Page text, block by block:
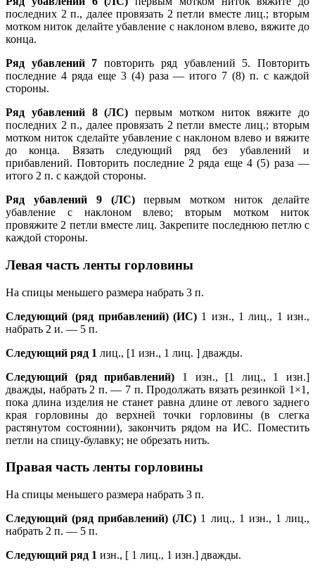
последних 2 п., далее провязать 2 петли вместе лиц.; вторым
мотком ниток делайте убавление с наклоном влево, вяжите до
конца.
Ряд убавлений 7 повторить ряд убавлений 5. Повторить
последние 4 ряда еще 3 (4) раза — итого 7 (8) п. с каждой
стороны.
Ряд убавлений 8 (ЛС) первым мотком ниток вяжите до
последних 2 п., далее провязать 2 петли вместе лиц.; вторым
мотком ниток сделайте убавление с наклоном влево и вяжите
до конца. Вязать следующий ряд без убавлений и
прибавлений. Повторить последние 2 ряда еще 4 (5) раза —
итого 2 п. с каждой стороны.
Ряд убавлений 9 (ЛС)первым мотком ниток делайте
убавление с наклоном влево; вторым мотком ниток
провяжите 2 петли вместе лиц. Закрепите последнюю петлю с
каждой стороны.
Левая часть ленты горловины
На спицы меньшего размера набрать 3 п.
Следующий (ряд прибавлений) (ИС) 1 изн., 1 лиц., 1 изн.,
набрать 2 и. — 5 п.
Следующий ряд 1 лиц., [1 изн., 1 лиц. ] дважды.
Следующий (ряд прибавлений) 1 изн., [1 лиц., 1 изн.]
дважды, набрать 2 п. — 7 п. Продолжать вязать резинкой 1×1,
пока длина изделия не станет равна длине от левого заднего
края горловины до верхней точки горловины (в слегка
растянутом состоянии), закончить рядом на ИС. Поместить
петли на спицу-булавку; не обрезать нить.
Правая часть ленты горловины
На спицы меньшего размера набрать 3 п.
Следующий (ряд прибавлений) (ЛС) 1 лиц., 1 изн., 1 лиц.,
набрать 2 п. — 5 п.
Следующий ряд 1 изн., [ 1 лиц., 1 изн.] дважды.